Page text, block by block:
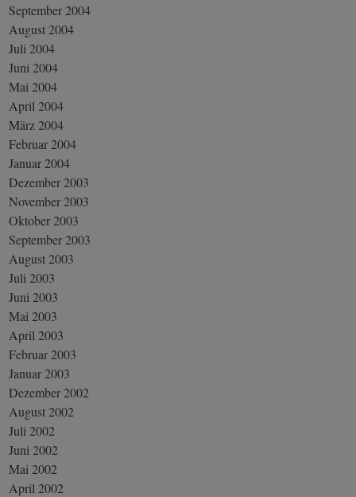
September 2004
August 2004
Juli 2004
Juni 2004
Mai 2004
April 2004
März 2004
Februar 2004
Januar 2004
Dezember 2003
November 2003
Oktober 2003
September 2003
August 2003
Juli 2003
Juni 2003
Mai 2003
April 2003
Februar 2003
Januar 2003
Dezember 2002
August 2002
Juli 2002
Juni 2002
Mai 2002
April 2002